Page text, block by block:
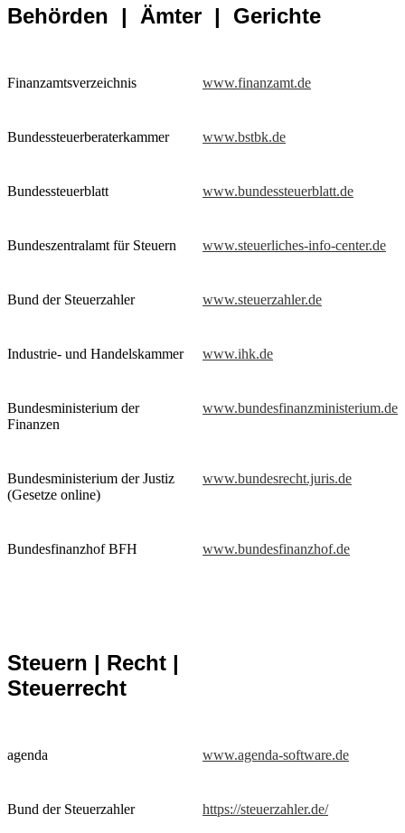
Behörden | Ämter | Gerichte
Finanzamtsverzeichnis www.finanzamt.de
Bundessteuerberaterkammer www.bstbk.de
Bundessteuerblatt www.bundessteuerblatt.de
Bundeszentralamt für Steuern www.steuerliches-info-center.de
Bund der Steuerzahler www.steuerzahler.de
Industrie- und Handelskammer www.ihk.de
Bundesministerium der
Finanzen
www.bundesfinanzministerium.de
Bundesministerium der Justiz
(Gesetze online)
www.bundesrecht.juris.de
Bundesfinanzhof BFH www.bundesfinanzhof.de
Steuern | Recht |
Steuerrecht
agenda www.agenda-software.de
Bund der Steuerzahler https://steuerzahler.de/